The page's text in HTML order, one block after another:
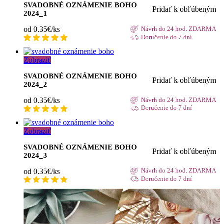
SVADOBNÉ OZNÁMENIE BOHO
2024_1
Pridať k obľúbeným
od 0.35€/ks
Návrh do 24 hod. ZDARMA
Doručenie do 7 dní
Zobraziť
SVADOBNÉ OZNÁMENIE BOHO
2024_2
Pridať k obľúbeným
od 0.35€/ks
Návrh do 24 hod. ZDARMA
Doručenie do 7 dní
Zobraziť
SVADOBNÉ OZNÁMENIE BOHO
2024_3
Pridať k obľúbeným
od 0.35€/ks
Návrh do 24 hod. ZDARMA
Doručenie do 7 dní